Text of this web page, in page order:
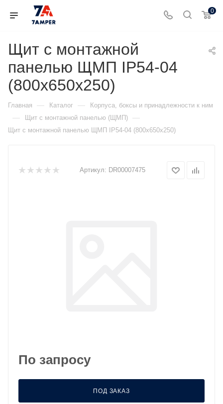
0
Щит с монтажной
панелью ЩМП IP54-04
(800х650х250)
Главная — Каталог — Корпуса, боксы и принадлежности к ним
— Щит с монтажной панелью (ЩМП) —
Щит с монтажной панелью ЩМП IP54-04 (800х650х250)
Артикул: DR00007475
По запросу
ПОД ЗАКАЗ